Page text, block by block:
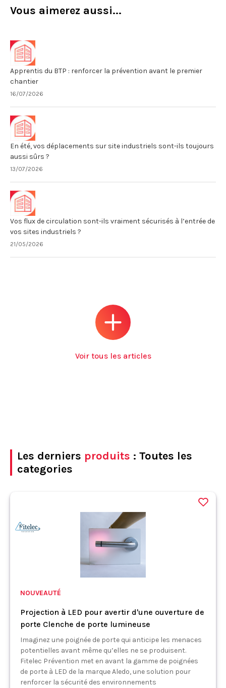
Vous aimerez aussi...
Apprentis du BTP : renforcer la prévention avant le premier
chantier
16/07/2026
En été, vos déplacements sur site industriels sont-ils toujours
aussi sûrs ?
13/07/2026
Vos flux de circulation sont-ils vraiment sécurisés à l’entrée de
vos sites industriels ?
21/05/2026
Voir tous les articles
Les derniers produits : Toutes les
categories
NOUVEAUTÉ
Projection à LED pour avertir d'une ouverture de
porte Clenche de porte lumineuse
Imaginez une poignée de porte qui anticipe les menaces
potentielles avant même qu’elles ne se produisent.
Fitelec Prévention met en avant la gamme de poignées
de porte à LED de la marque Aledo, une solution pour
renforcer la sécurité des environnements